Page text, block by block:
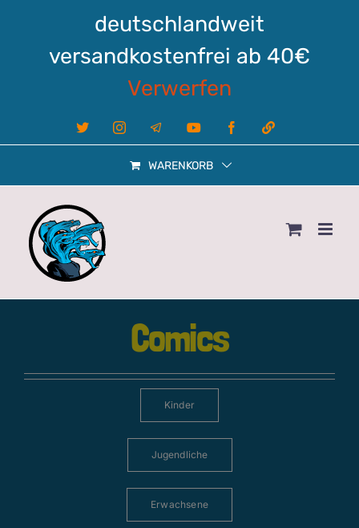
deutschlandweit
versandkostenfrei ab 40€
Verwerfen
X InstagramTelegram YouTube FacebookLinktree
WARENKORB
Comics
Kinder
Jugendliche
Erwachsene